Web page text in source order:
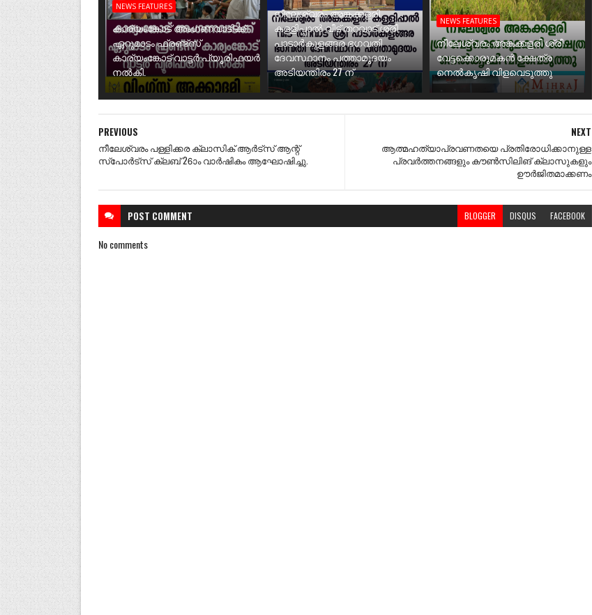
NEWS FEATURES
കാര്യംങ്കോട് അംഗണവാടിക്ക്
ഏറുമാടം ഫ്രണ്ട്സ്
കാര്യംങ്കോട് വാട്ടർ പ്യൂരിഫയർ
നൽകി.
നീലേശ്വരം അങ്കക്കളരി
കള്ളിപ്പാൽ വീട് തറവാട് ശ്രീ
പാടാർകുളങ്ങര ഭഗവതി
ദേവസ്ഥാനം പത്താമുദയം
അടിയന്തിരം 27 ന്
NEWS FEATURES
നീലേശ്വരം അങ്കക്കളരി ശ്രീ
വേട്ടക്കൊരുമകൻ ക്ഷേത്ര
നെൽകൃഷി വിളവെടുത്തു
NEXT
ആത്മഹത്യാപ്രവണതയെ പ്രതിരോധിക്കാനുള്ള
പ്രവർത്തനങ്ങളും കൗൺസിലിങ് ക്ലാസുകളും
ഊർജിതമാക്കണം
PREVIOUS
നീലേശ്വരം പള്ളിക്കര ക്ലാസിക് ആർട്സ് ആന്റ്
സ്പോർട്സ് ക്ലബ് 26ാം വാർഷികം ആഘോഷിച്ചു.
POST COMMENT BLOGGER DISQUS FACEBOOK
No comments